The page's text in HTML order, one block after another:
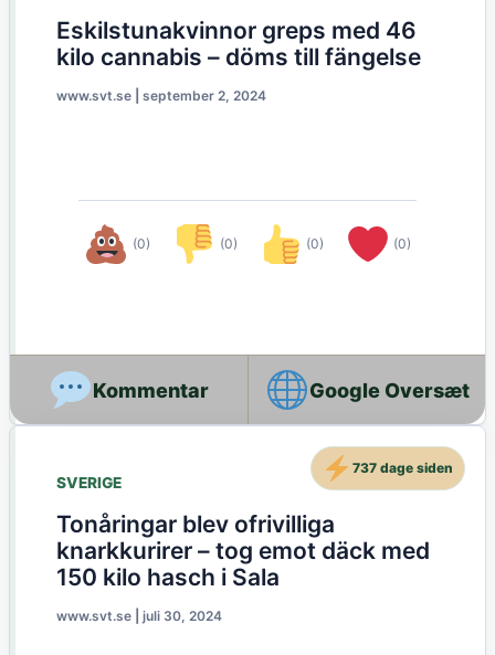
Eskilstunakvinnor greps med 46
kilo cannabis – döms till fängelse
www.svt.se september 2, 2024
(0) (0) (0) (0)
Google Oversæt
SVERIGE
Tonåringar blev ofrivilliga
knarkkurirer – tog emot däck med
150 kilo hasch i Sala
www.svt.se juli 30, 2024
737 dage siden